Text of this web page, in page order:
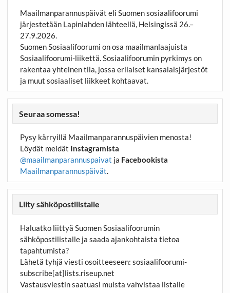
Maailmanparannuspäivät eli Suomen sosiaalifoorumi
järjestetään Lapinlahden lähteellä, Helsingissä 26.–
27.9.2026.
Suomen Sosiaalifoorumi on osa maailmanlaajuista
Sosiaalifoorumi-liikettä. Sosiaalifoorumin pyrkimys on
rakentaa yhteinen tila, jossa erilaiset kansalaisjärjestöt
ja muut sosiaaliset liikkeet kohtaavat.
Seuraa somessa!
Pysy kärryillä Maailmanparannuspäivien menosta!
Löydät meidät Instagramista
@maailmanparannuspaivat ja Facebookista
Maailmanparannuspäivät.
Liity sähköpostilistalle
Haluatko liittyä Suomen Sosiaalifoorumin
sähköpostilistalle ja saada ajankohtaista tietoa
tapahtumista?
Lähetä tyhjä viesti osoitteeseen: sosiaalifoorumi-
subscribe[at]lists.riseup.net
Vastausviestin saatuasi muista vahvistaa listalle